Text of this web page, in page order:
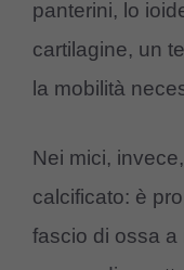
panterini, lo
cartilagine, un
la mobilità
Nei mici,
calcificato: è
fascio di ossa a